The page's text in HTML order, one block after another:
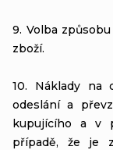
9. Volba
zboží.
10. Náklady na
odeslání a
kupujícího a v
případě, že je